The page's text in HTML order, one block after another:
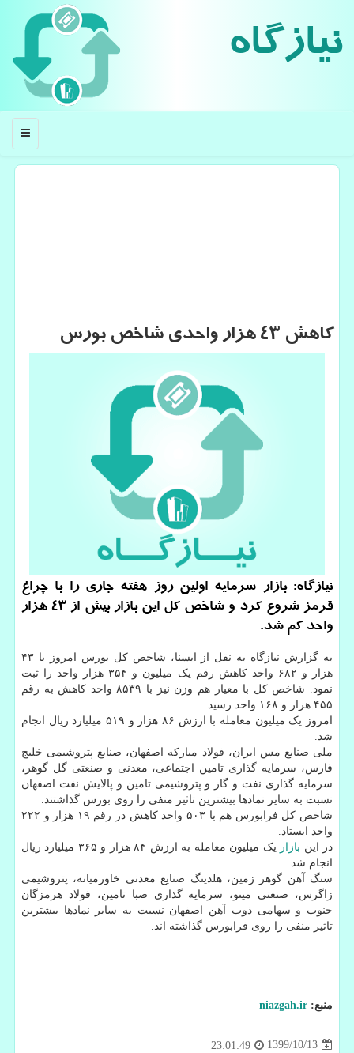
نیازگاه
منو
كاهش ۴۳ هزار واحدی شاخص بورس
نیازگاه: بازار سرمایه اولین روز هفته جاری را با چراغ
قرمز شروع کرد و شاخص کل این بازار بیش از 43 هزار
واحد کم شد.
به گزارش نیازگاه به نقل از ایسنا، شاخص کل بورس امروز با ۴۳
هزار و ۶۸۲ واحد کاهش رقم یک میلیون و ۳۵۴ هزار واحد را ثبت
نمود. شاخص کل با معیار هم وزن نیز با ۸۵۳۹ واحد کاهش به رقم
۴۵۵ هزار و ۱۶۸ واحد رسید.
امروز یک میلیون معامله با ارزش ۸۶ هزار و ۵۱۹ میلیارد ریال انجام
شد.
ملی صنایع مس ایران، فولاد مبارکه اصفهان، صنایع پتروشیمی خلیج
فارس، سرمایه گذاری تامین اجتماعی، معدنی و صنعتی گل گوهر،
سرمایه گذاری نفت و گاز و پتروشیمی تامین و پالایش نفت اصفهان
نسبت به سایر نمادها بیشترین تاثیر منفی را روی بورس گذاشتند.
شاخص کل فرابورس هم با ۵۰۳ واحد کاهش در رقم ۱۹ هزار و ۲۲۲
واحد ایستاد.
در این بازار
یک میلیون معامله به ارزش ۸۴ هزار و ۳۶۵ میلیارد ریال
انجام شد.
سنگ آهن گوهر زمین، هلدینگ صنایع معدنی خاورمیانه، پتروشیمی
زاگرس، صنعتی مینو، سرمایه گذاری صبا تامین، فولاد هرمزگان
جنوب و سهامی ذوب آهن اصفهان نسبت به سایر نمادها بیشترین
تاثیر منفی را روی فرابورس گذاشته اند.
منبع: niazgah.ir
1399/10/13
23:01:49